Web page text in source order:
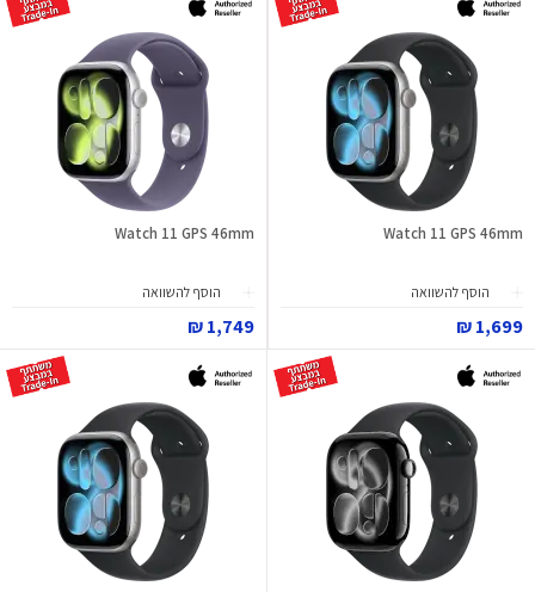
Watch 11 GPS 46mm
הוסף להשוואה
1,699 ₪
Watch 11 GPS 46mm
הוסף להשוואה
1,749 ₪